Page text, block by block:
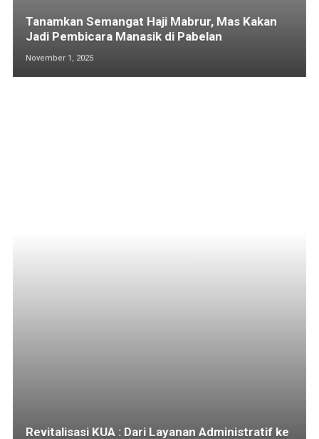
Tanamkan Semangat Haji Mabrur, Mas Kakan
Jadi Pembicara Manasik di Pabelan
November 1, 2025
Revitalisasi KUA : Dari Layanan Administratif ke